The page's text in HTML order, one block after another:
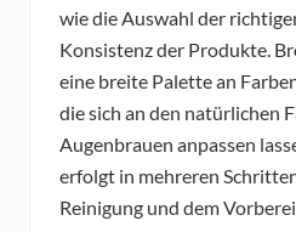
wie die Auswahl der
Konsistenz der Produkte.
eine breite Palette an
die sich an den natürlichen
Augenbrauen anpassen
erfolgt in mehreren
Reinigung und dem